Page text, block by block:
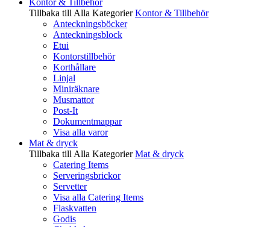
Kontor & Tillbehör
Tillbaka till Alla Kategorier Kontor & Tillbehör
Anteckningsböcker
Anteckningsblock
Etui
Kontorstillbehör
Korthållare
Linjal
Miniräknare
Musmattor
Post-It
Dokumentmappar
Visa alla varor
Mat & dryck
Tillbaka till Alla Kategorier Mat & dryck
Catering Items
Serveringsbrickor
Servetter
Visa alla Catering Items
Flaskvatten
Godis